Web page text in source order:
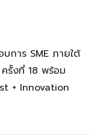
การ SME ภายใต้
รั้งที่ 18 พร้อม
+ Innovation